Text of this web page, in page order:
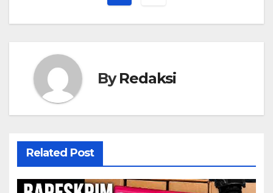
ByRedaksi
Related Post